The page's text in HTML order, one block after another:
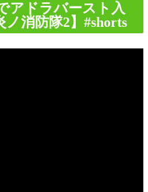
アドラバースト入
消防隊2】#shorts